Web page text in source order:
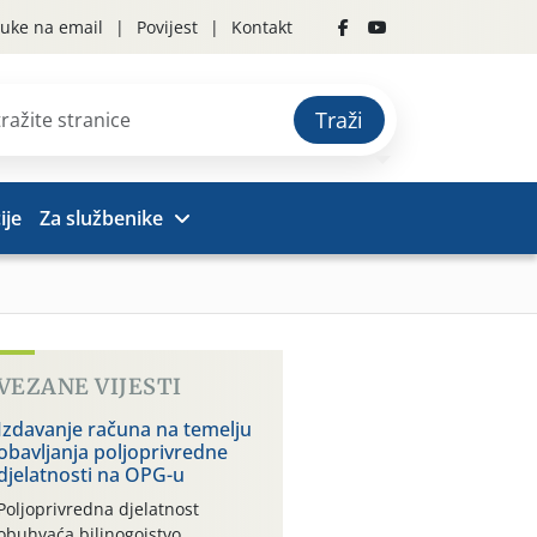
na email Povijest Kontakt
Traži
Za službenike
VIJESTI
računa na temelju
poljoprivredne
na OPG-u
djelatnost